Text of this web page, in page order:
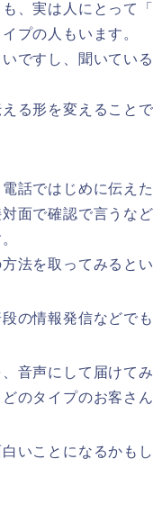
、実は人にとって
プの人もいます。
ですし、聞いてい
る形を変えること
話ではじめに伝え
面で確認で言うな
法を取ってみると
の情報発信などでも
音声にして届けて
のタイプのお客さ
いことになるかもし